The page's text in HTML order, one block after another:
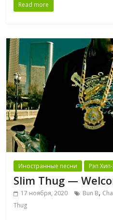
Read more
Иностранные песни Рэп
Slim Thug —
17 ноября, 2020 Bun B,
Thug